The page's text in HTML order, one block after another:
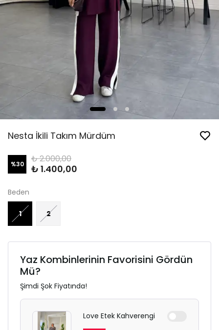
Nesta İkili Takım Mürdüm
%30 ₺ 2.000,00
₺ 1.400,00
Beden
1 2
Yaz Kombinlerinin Favorisini Gördün
Mü?
Şimdi Şok Fiyatında!
Love Etek Kahverengi